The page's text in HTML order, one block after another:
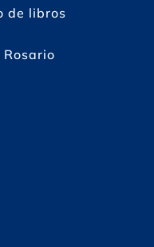
de libros
Rosario